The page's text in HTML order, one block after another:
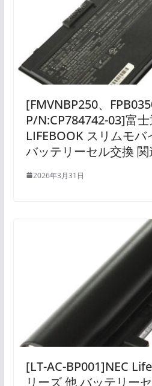
[FMVNBP250、
P/N:CP784742-03]富
LIFEBOOK スリムモ
バッテリーセル交換 関
2026年3月31日
[LT-AC-BP001]NEC
リーズ 他 バッテリー